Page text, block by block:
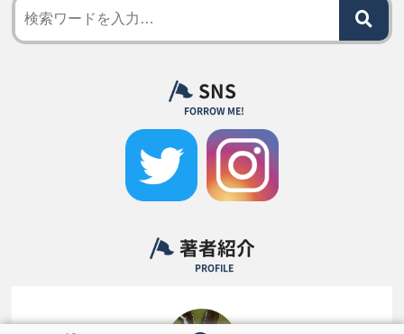
SNS
FORROW ME!
著者紹介
PROFILE